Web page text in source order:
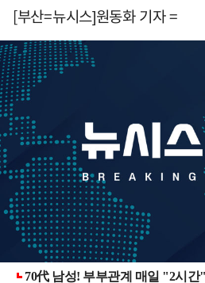
[부산=뉴시스]원동화 기자 =